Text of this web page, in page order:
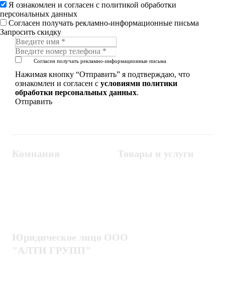
Я ознакомлен и согласен с политикой обработки
персональных данных
Согласен получать рекламно-информационные письма
Запросить скидку
Согласен получать рекламно-информационные письма
Нажимая кнопку “Отправить” я подтверждаю, что
ознакомлен и согласен с условиями политики
обработки персональных данных.
Компания Товары и услуги
Юридическое лицо ООО
"АЛТИ ГРУПП"